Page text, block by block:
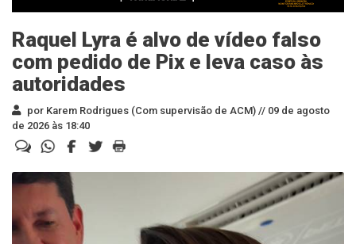
Raquel Lyra é alvo de vídeo falso
com pedido de Pix e leva caso às
autoridades
por Karem Rodrigues (Com supervisão de ACM) // 09 de agosto
de 2026 às 18:40